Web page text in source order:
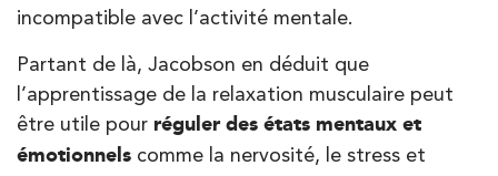
incompatible avec l’activité mentale.
Partant de là, Jacobson en déduit que
l’apprentissage de la relaxation musculaire peut
être utile pour réguler des états mentaux et
émotionnels comme la nervosité, le stress et
IK Vanves – 92
5 Rue Monge 92170 Vanves
Kinésithérapie Balnéothérapie